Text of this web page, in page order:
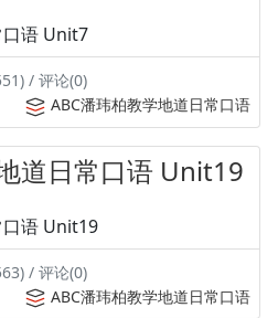
口语 Unit7
/ 评论(0)
ABC潘玮柏教学地道日常口语
道日常口语 Unit19
口语 Unit19
/ 评论(0)
ABC潘玮柏教学地道日常口语